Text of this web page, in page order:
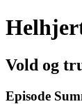
Vold og
Episode